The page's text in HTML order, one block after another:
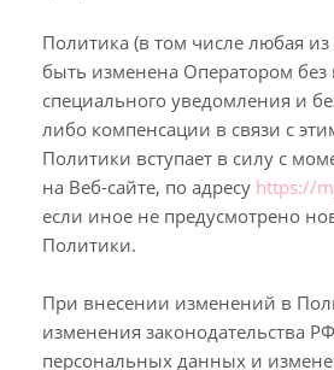
Политика (в том числе любая из
быть изменена Оператором без
специального уведомления и
либо компенсации в связи с
Политики вступает в силу с
на Веб-сайте, по адресу https://
если иное не предусмотрено
Политики.
При внесении изменений в
изменения законодательства
персональных данных и